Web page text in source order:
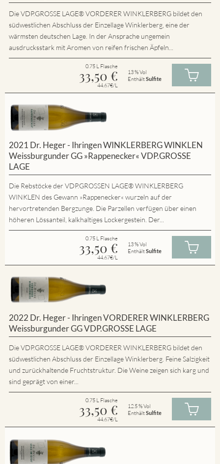
Die VDP.GROSSE LAGE® VORDERER WINKLERBERG bildet den
südwestlichen Abschluss der Einzellage Winklerberg, eine der
wärmsten deutschen Lage. In der Ansprache ungemein
ausdrucksstark mit Aromen von reifen frischen Äpfeln...
0.75 L Flasche
33,50 €
44.67€/L
13 % Vol
EnthältSulfite
2021 Dr. Heger - Ihringen WINKLERBERG WINKLEN
Weissburgunder GG »Rappenecker« VDP.GROSSE
LAGE
Die Rebstöcke der VDP.GROSSEN LAGE® WINKLERBERG
WINKLEN des Gewann »Rappenecker« wurzeln auf der
hervortretenden Bergzunge. Die Parzellen verfügen über einen
höheren Lössanteil, kalkhaltiges Lockergestein. Der...
0.75 L Flasche
33,50 €
44.67€/L
13 % Vol
EnthältSulfite
2022 Dr. Heger - Ihringen VORDERER WINKLERBERG
Weissburgunder GG VDP.GROSSE LAGE
Die VDP.GROSSE LAGE® VORDERER WINKLERBERG bildet den
südwestlichen Abschluss der Einzellage Winklerberg. Feine Salzigkeit
und zurückhaltende Fruchtstruktur. Die Weine zeigen sich karg und
sind geprägt von einer...
0.75 L Flasche
33,50 €
44.67€/L
12.5 % Vol
EnthältSulfite